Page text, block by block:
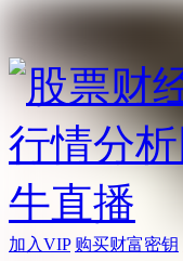
加入VIP 购买财富密钥